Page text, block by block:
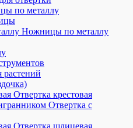
по металлу
Ножницы по металлу
растений
Отвертка крестовая
Отвертка с
Отвертка шлицевая
Быстрый